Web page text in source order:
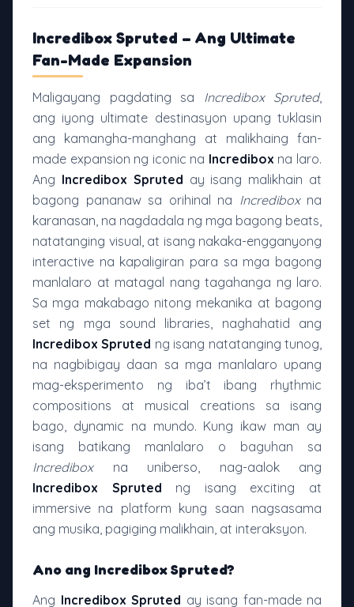
Incredibox Spruted – Ang Ultimate
Fan-Made Expansion
Maligayang pagdating sa Incredibox Spruted,
ang iyong ultimate destinasyon upang tuklasin
ang kamangha-manghang at malikhaing fan-
made expansion ng iconic na Incredibox na laro.
Ang Incredibox Spruted ay isang malikhain at
bagong pananaw sa orihinal na Incrediboxna
karanasan, na nagdadala ng mga bagong beats,
natatanging visual, at isang nakaka-engganyong
interactive na kapaligiran para sa mga bagong
manlalaro at matagal nang tagahanga ng laro.
Sa mga makabago nitong mekanika at bagong
set ng mga sound libraries, naghahatid ang
Incredibox Spruted ng isang natatanging tunog,
na nagbibigay daan sa mga manlalaro upang
mag-eksperimento ng iba’t ibang rhythmic
compositions at musical creations sa isang
bago, dynamic na mundo. Kung ikaw man ay
isang batikang manlalaro o baguhan sa
Incrediboxna uniberso, nag-aalok ang
Incredibox Spruted ng isang exciting at
immersive na platform kung saan nagsasama
ang musika, pagiging malikhain, at interaksyon.
Ano ang Incredibox Spruted?
Ang Incredibox Spruted ay isang fan-made na